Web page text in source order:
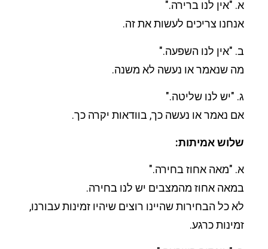
א. "אין לנו ברירה."
אנחנו צריכים לעשות את זה.
ב. "אין לנו השפעה."
מה שנאמר או נעשה לא משנה.
ג. "יש לנו שליטה."
אם נאמר או נעשה כך, בוודאות יקרה כך.
שלוש אמיתות:
א. "מאה אחוז בחירה."
במאה אחוז מהמצבים יש לנו בחירה.
לא כל הבחירות שהיינו רוצים שיהיו זמינות עבורנו,
זמינות כרגע.